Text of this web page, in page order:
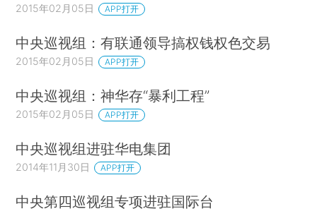
2015年02月05日 APP打开
中央巡视组：有联通领导搞权钱权色交易
2015年02月05日 APP打开
中央巡视组：神华存“暴利工程”
2015年02月05日 APP打开
中央巡视组进驻华电集团
2014年11月30日 APP打开
中央第四巡视组专项进驻国际台